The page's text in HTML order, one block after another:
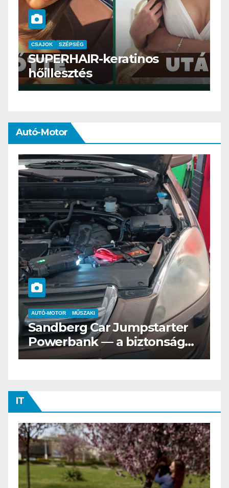
CSAJOK SMINK SZÉPSÉG
Szemöldök laminálás-az
meg mi?
Autó-Motor
AUTÓ-MOTOR ELEKTROMOS
Az új Nissan LEAF csak a
Tesztvilágra vár!
IT